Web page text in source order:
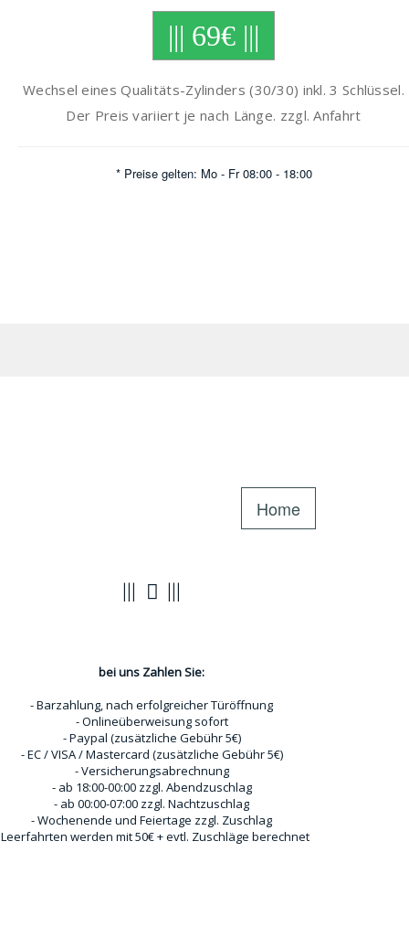
||| 69€ |||
Wechsel eines Qualitäts-Zylinders (30/30) inkl. 3 Schlüssel.
Der Preis variiert je nach Länge. zzgl. Anfahrt
* Preise gelten: Mo - Fr 08:00 - 18:00
Home
bei uns Zahlen Sie:
- Barzahlung, nach erfolgreicher Türöffnung
- Onlineüberweisung sofort
- Paypal (zusätzliche Gebühr 5€)
- EC / VISA / Mastercard (zusätzliche Gebühr 5€)
- Versicherungsabrechnung
- ab 18:00-00:00 zzgl. Abendzuschlag
- ab 00:00-07:00 zzgl. Nachtzuschlag
- Wochenende und Feiertage zzgl. Zuschlag
werden mit 50€ + evtl. Zuschläge berechnet